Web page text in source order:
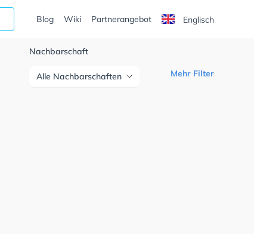
Blog Wiki Partnerangebot Englisch
Nachbarschaft
Alle Nachbarschaften Mehr Filter